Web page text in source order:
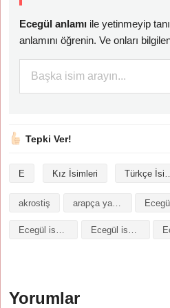
Ecegül anlamı ile yetinmeyip
anlamını öğrenin. Ve onları
Tepki Ver!
E Kız İsimleri
akrostiş arapça yazılışı
Ecegül isminin baş harfleriyle şiir Ecegül isminin kökeni
Yorumlar